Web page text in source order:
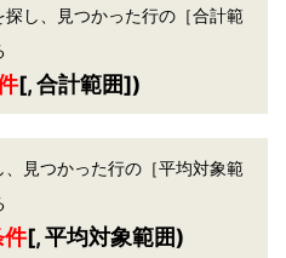
探し、見つかった行の［合計範
[, 合計範囲])
、見つかった行の［平均対象範
件[, 平均対象範囲)